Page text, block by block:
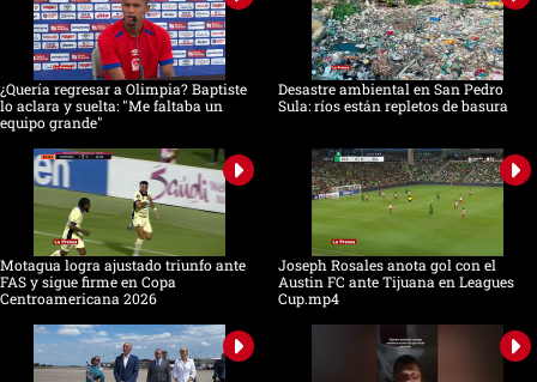
¿Quería regresar a Olimpia? Baptiste
lo aclara y suelta: "Me faltaba un
equipo grande"
Desastre ambiental en San Pedro
Sula: ríos están repletos de basura
Motagua logra ajustado triunfo ante
FAS y sigue firme en Copa
Centroamericana 2026
Joseph Rosales anota gol con el
Austin FC ante Tijuana en Leagues
Cup.mp4